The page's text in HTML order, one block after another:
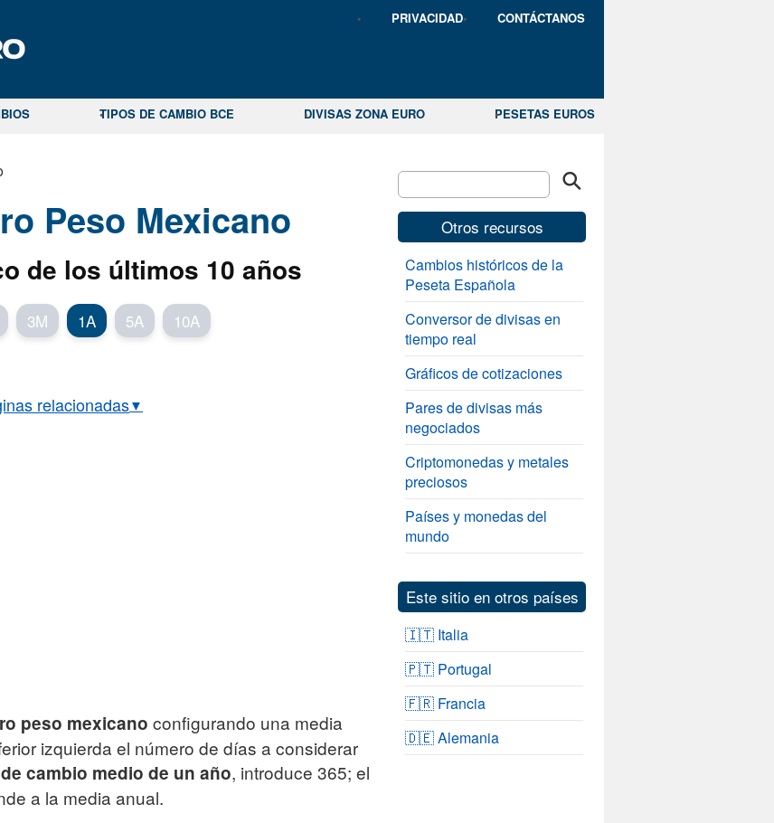
PRIVACIDAD CONTÁCTANOS
TIPOS DE CAMBIO BCE DIVISAS ZONA EURO PESETAS EUROS
Peso Mexicano
de los últimos 10 años
3M 1A 5A 10A
relacionadas▼
peso mexicano configurando una media
izquierda el número de días a considerar
cambio medio de un año, introduce 365; el
a la media anual.
Otros recursos
Cambios históricos de la
Peseta Española
Conversor de divisas en
tiempo real
Gráficos de cotizaciones
Pares de divisas más
negociados
Criptomonedas y metales
preciosos
Países y monedas del
mundo
Este sitio en otros países
🇮🇹 Italia
🇵🇹 Portugal
🇫🇷 Francia
🇩🇪 Alemania